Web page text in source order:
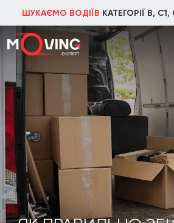
ШУКАЄМО ВОДІЇВ КАТЕГОРІЇ В,